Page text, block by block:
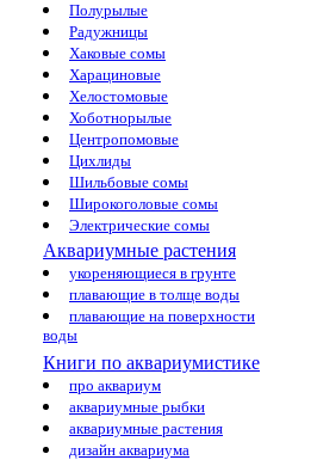
Полурылые
Радужницы
Хаковые сомы
Харациновые
Хелостомовые
Хоботнорылые
Центропомовые
Цихлиды
Шильбовые сомы
Широкоголовые сомы
Электрические сомы
Аквариумные растения
укореняющиеся в грунте
плавающие в толще воды
плавающие на поверхности
воды
Книги по аквариумистике
про аквариум
аквариумные рыбки
аквариумные растения
дизайн аквариума